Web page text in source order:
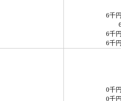
6千
6千
6千
0千
0千